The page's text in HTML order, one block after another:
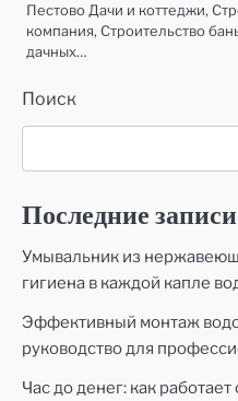
Пестово Дачи и коттеджи,
компания, Строительство
дачных…
Поиск
Последние записи
Умывальник из
гигиена в каждой капле
Эффективный монтаж
руководство для
Час до денег: как